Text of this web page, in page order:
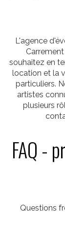
L'agence
souhaitez en
location et la
particuliers.
artistes
plusieurs
FAQ -
Questions